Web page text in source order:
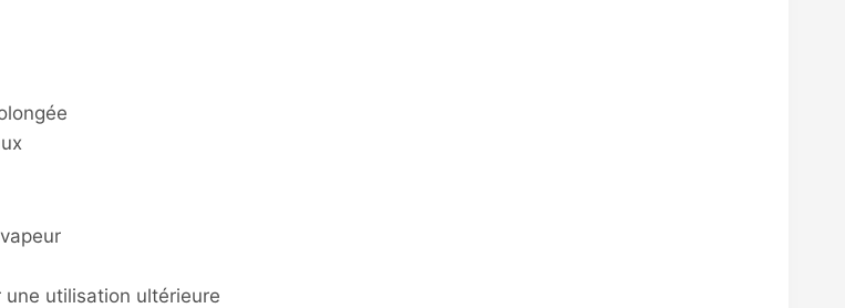
utilisation ultérieure